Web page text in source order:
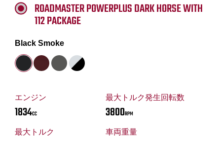
エンジン
1834CC
最大トルク発生回転数
3800RPM
最大トルク 車両重量
ROADMASTER POWERPLUS DARK HORSE WITH
112 PACKAGE
Black Smoke